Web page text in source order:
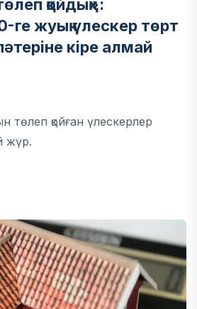
қойдық»:
жуық үлескер төрт
кіре алмай
төлеп қойған үлескерлер
жүр.